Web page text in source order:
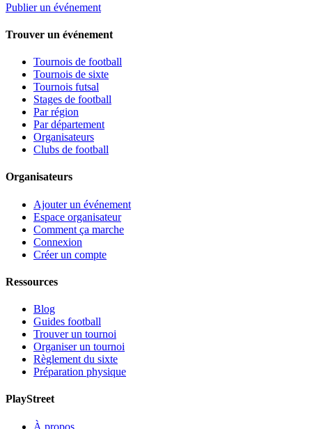
Publier un événement
Trouver un événement
Tournois de football
Tournois de sixte
Tournois futsal
Stages de football
Par région
Par département
Organisateurs
Clubs de football
Organisateurs
Ajouter un événement
Espace organisateur
Comment ça marche
Connexion
Créer un compte
Ressources
Blog
Guides football
Trouver un tournoi
Organiser un tournoi
Règlement du sixte
Préparation physique
PlayStreet
À propos